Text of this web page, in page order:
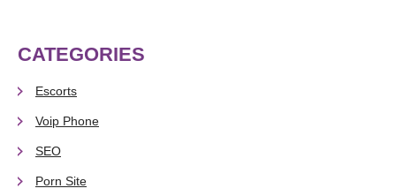
CATEGORIES
Escorts
Voip Phone
SEO
Porn Site